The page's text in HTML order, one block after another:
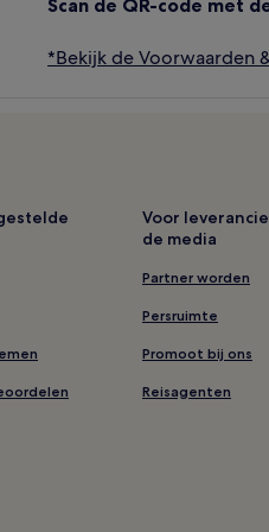
*Bekijk de Voorwaarden
Voor
de media
Partner worden
Persruimte
Promoot bij ons
Reisagenten